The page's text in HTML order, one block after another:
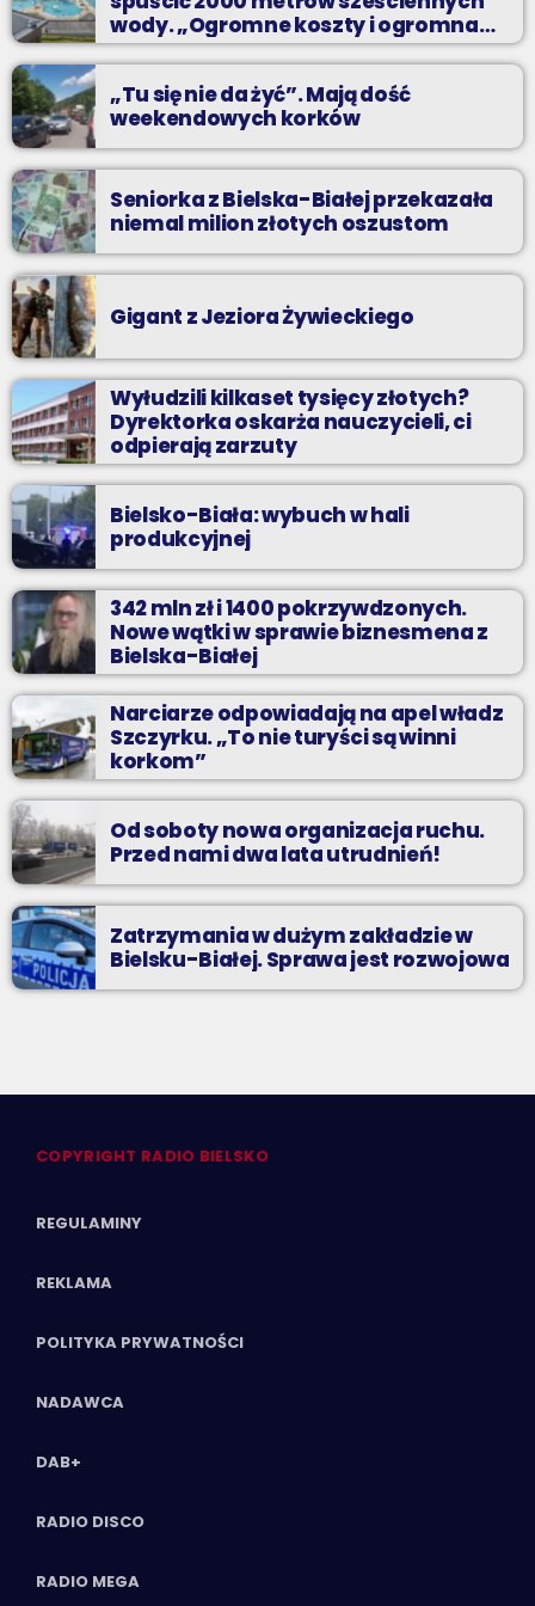
wody. „Ogromne koszty i ogromna
praca”
„Tu się nie da żyć”. Mają dość
weekendowych korków
Seniorka z Bielska-Białej przekazała
niemal milion złotych oszustom
Gigant z Jeziora Żywieckiego
Wyłudzili kilkaset tysięcy złotych?
Dyrektorka oskarża nauczycieli, ci
odpierają zarzuty
Bielsko-Biała: wybuch w hali
produkcyjnej
342 mln zł i 1400 pokrzywdzonych.
Nowe wątki w sprawie biznesmena z
Bielska-Białej
Narciarze odpowiadają na apel władz
Szczyrku. „To nie turyści są winni
korkom”
Od soboty nowa organizacja ruchu.
Przed nami dwa lata utrudnień!
Zatrzymania w dużym zakładzie w
Bielsku-Białej. Sprawa jest rozwojowa
COPYRIGHT RADIO BIELSKO
REGULAMINY
REKLAMA
POLITYKA PRYWATNOŚCI
NADAWCA
DAB+
RADIO DISCO
RADIO MEGA